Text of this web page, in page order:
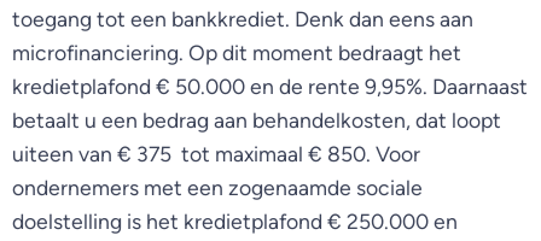
toegang tot een bankkrediet. Denk dan eens aan
microfinanciering. Op dit moment bedraagt het
kredietplafond € 50.000 en de rente 9,95%. Daarnaast
betaalt u een bedrag aan behandelkosten, dat loopt
uiteen van € 375 tot maximaal € 850. Voor
ondernemers met een zogenaamde sociale
doelstelling is het kredietplafond € 250.000 en